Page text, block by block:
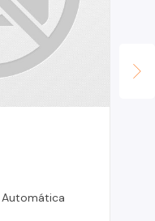
Automática